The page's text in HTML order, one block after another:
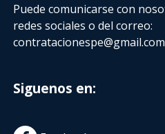
Puede comunicarse con
redes sociales o del correo:
contratacionespe@gmail.com
Siguenos en: